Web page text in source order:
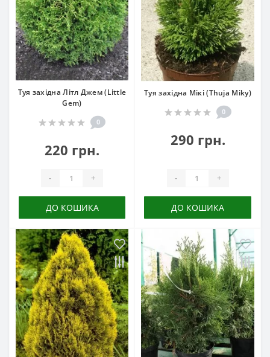
Туя західна Літл Джем (Little
Gem)
0
220 грн.
- +
ДО КОШИКА
Туя західна Мікі (Thuja Miky)
0
290 грн.
- +
ДО КОШИКА